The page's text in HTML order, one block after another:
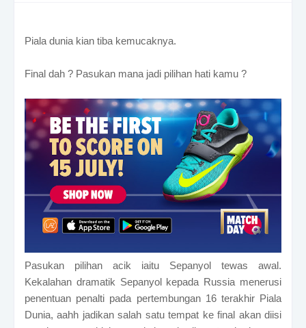
Piala dunia kian tiba kemucaknya.
Final dah ? Pasukan mana jadi pilihan hati kamu ?
Pasukan pilihan acik iaitu Sepanyol tewas awal.
Kekalahan dramatik Sepanyol kepada Russia menerusi
penentuan penalti pada pertembungan 16 terakhir Piala
Dunia, aahh jadikan salah satu tempat ke final akan diisi